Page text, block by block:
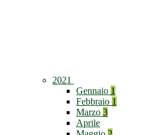
2021
Gennaio 1
Febbraio 1
Marzo 3
Aprile